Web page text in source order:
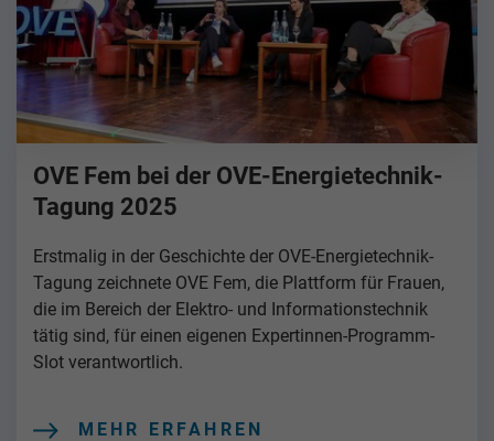
OVE Fem bei der OVE-Energietechnik-
Tagung 2025
Erstmalig in der Geschichte der OVE-Energietechnik-
Tagung zeichnete OVE Fem, die Plattform für Frauen,
die im Bereich der Elektro- und Informationstechnik
tätig sind, für einen eigenen Expertinnen-Programm-
Slot verantwortlich.
MEHR ERFAHREN